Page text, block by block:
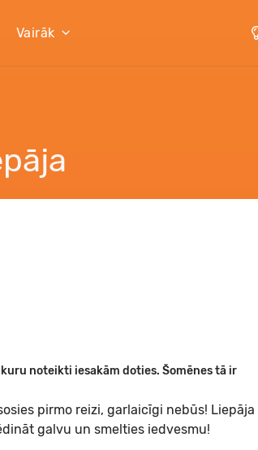
Vairāk
noteikti iesakām doties. Šomēnes tā ir
pirmo reizi, garlaicīgi nebūs! Liepāja
galvu un smelties iedvesmu!